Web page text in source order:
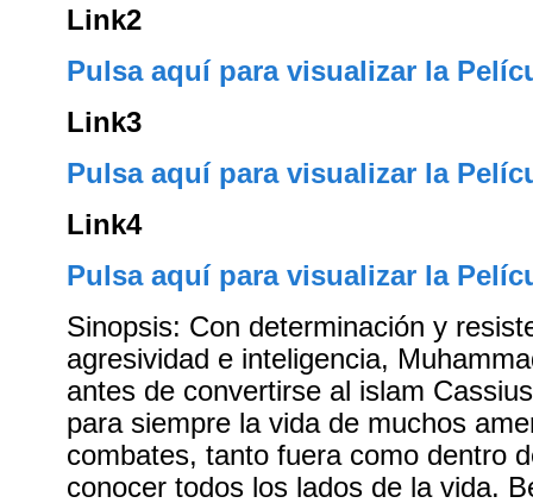
Link2
Pulsa aquí para visualizar la
Link3
Pulsa aquí para visualizar la
Link4
Pulsa aquí para visualizar la
Sinopsis: Con determinación y
agresividad e inteligencia,
antes de convertirse al islam
para siempre la vida de muchos
combates, tanto fuera como dentro
conocer todos los lados de la vida.